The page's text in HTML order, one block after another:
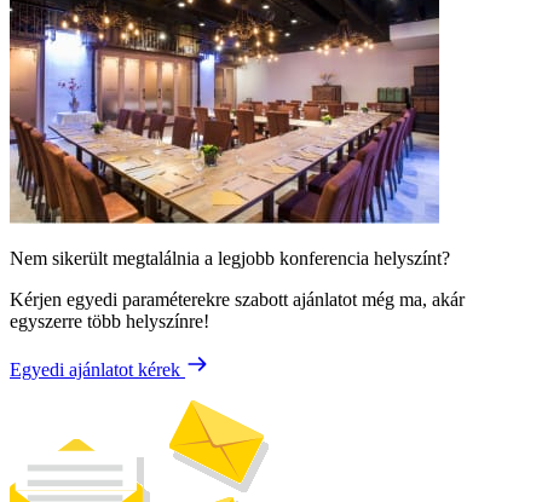
Nem sikerült megtalálnia a legjobb konferencia helyszínt?
Kérjen egyedi paraméterekre szabott ajánlatot még ma, akár
egyszerre több helyszínre!
Egyedi ajánlatot kérek